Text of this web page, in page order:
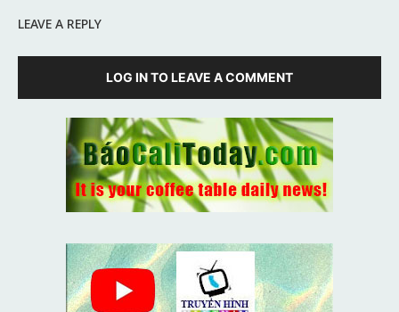
LEAVE A REPLY
LOG IN TO LEAVE A COMMENT